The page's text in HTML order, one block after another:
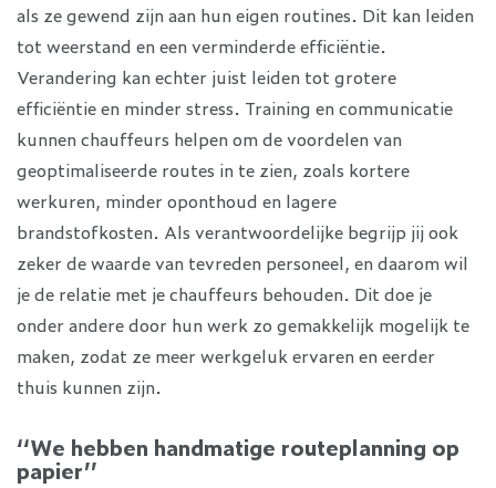
als ze gewend zijn aan hun eigen routines. Dit kan leiden
tot weerstand en een verminderde efficiëntie.
Verandering kan echter juist leiden tot grotere
efficiëntie en minder stress. Training en communicatie
kunnen chauffeurs helpen om de voordelen van
geoptimaliseerde routes in te zien, zoals kortere
werkuren, minder oponthoud en lagere
brandstofkosten. Als verantwoordelijke begrijp jij ook
zeker de waarde van tevreden personeel, en daarom wil
je de relatie met je chauffeurs behouden. Dit doe je
onder andere door hun werk zo gemakkelijk mogelijk te
maken, zodat ze meer werkgeluk ervaren en eerder
thuis kunnen zijn.
‘‘We hebben handmatige routeplanning op
papier’’